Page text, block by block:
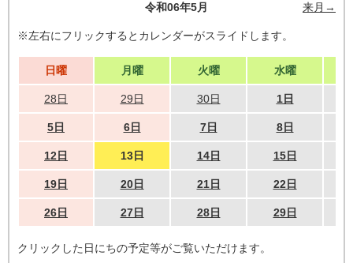
令和06年5月 来月→
※左右にフリックするとカレンダーがスライドします。
日曜 月曜 火曜 水曜
28日 29日 30日 1日
5日 6日 7日 8日
12日 13日 14日 15日
19日 20日 21日 22日
26日 27日 28日 29日
クリックした日にちの予定等がご覧いただけます。